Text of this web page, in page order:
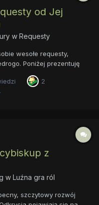
od Jej
w Requesty
wesołe requesty,
Poniżej prezentuję
możliwe smoki,
2
z
w Luźna gra ról
szczytowy rozwój